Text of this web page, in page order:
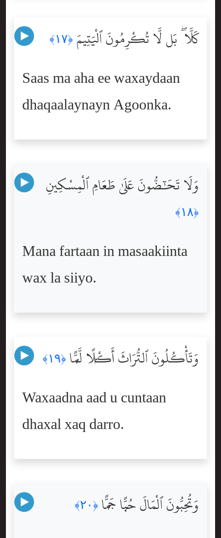
كَلَّا ۖ بَل لَّا تُكْرِمُونَ ٱلْيَتِيمَ ﴿١٧﴾
Saas ma aha ee waxaydaan
dhaqaalaynayn Agoonka.
وَلَا تَحَٰٓضُّونَ عَلَىٰ طَعَامِ ٱلْمِسْكِينِ
﴿١٨﴾
Mana fartaan in masaakiinta
wax la siiyo.
وَتَأْكُلُونَ ٱلتُّرَاثَ أَكْلًۭا لَّمًّۭا ﴿١٩﴾
Waxaadna aad u cuntaan
dhaxal xaq darro.
وَتُحِبُّونَ ٱلْمَالَ حُبًّۭا جَمًّۭا ﴿٢٠﴾